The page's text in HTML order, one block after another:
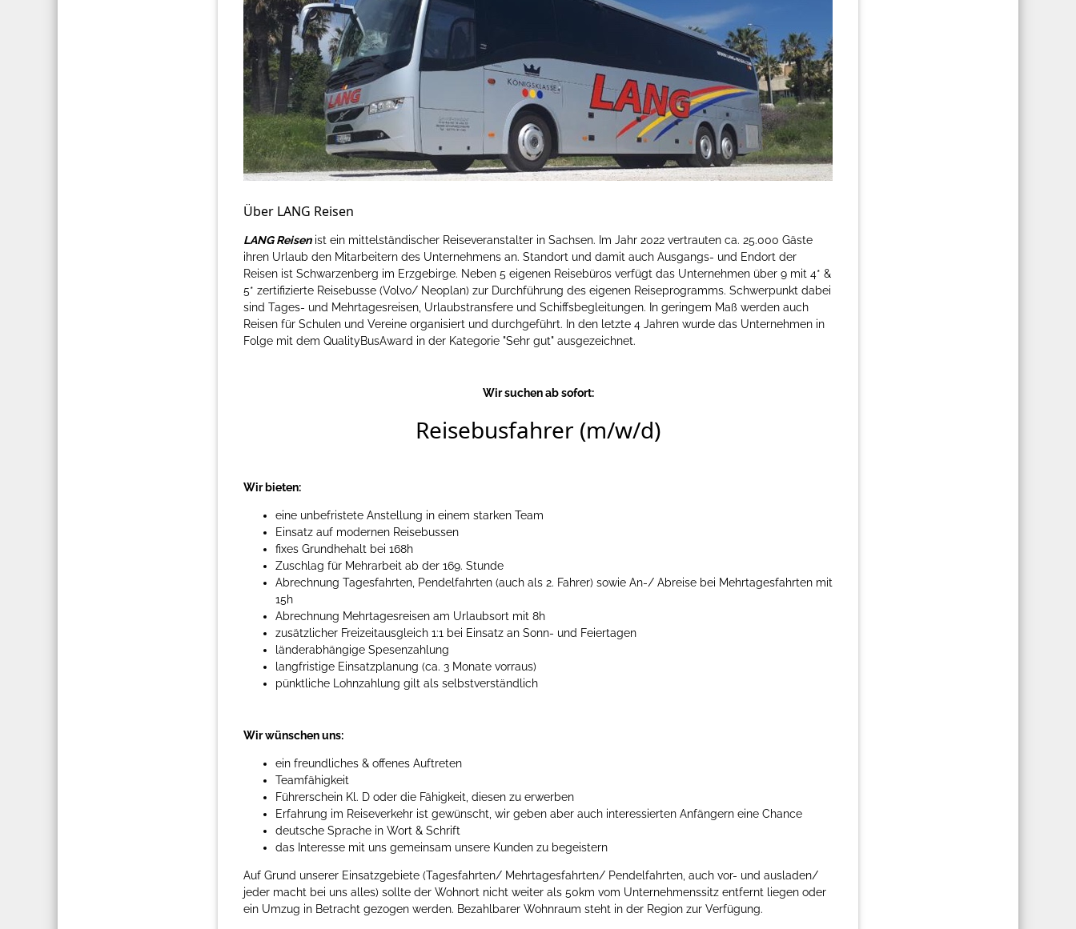
Über LANG Reisen
LANG Reisenist ein mittelständischer Reiseveranstalter in Sachsen. Im Jahr 2022 vertrauten ca. 25.000 Gäste
ihren Urlaub den Mitarbeitern des Unternehmens an. Standort und damit auch Ausgangs- und Endort der
Reisen ist Schwarzenberg im Erzgebirge. Neben 5 eigenen Reisebüros verfügt das Unternehmen über 9 mit 4* &
5* zertifizierte Reisebusse (Volvo/ Neoplan) zur Durchführung des eigenen Reiseprogramms. Schwerpunkt dabei
sind Tages- und Mehrtagesreisen, Urlaubstransfere und Schiffsbegleitungen. In geringem Maß werden auch
Reisen für Schulen und Vereine organisiert und durchgeführt. In den letzte 4 Jahren wurde das Unternehmen in
Folge mit dem QualityBusAward in der Kategorie "Sehr gut" ausgezeichnet.
Wir suchen ab sofort:
Reisebusfahrer (m/w/d)
Wir bieten:
eine unbefristete Anstellung in einem starken Team
Einsatz auf modernen Reisebussen
fixes Grundhehalt bei 168h
Zuschlag für Mehrarbeit ab der 169. Stunde
Abrechnung Tagesfahrten, Pendelfahrten (auch als 2. Fahrer) sowie An-/ Abreise bei Mehrtagesfahrten mit
15h
Abrechnung Mehrtagesreisen am Urlaubsort mit 8h
zusätzlicher Freizeitausgleich 1:1 bei Einsatz an Sonn- und Feiertagen
länderabhängige Spesenzahlung
langfristige Einsatzplanung (ca. 3 Monate vorraus)
pünktliche Lohnzahlung gilt als selbstverständlich
Wir wünschen uns:
ein freundliches & offenes Auftreten
Teamfähigkeit
Führerschein Kl. D oder die Fähigkeit, diesen zu erwerben
Erfahrung im Reiseverkehr ist gewünscht, wir geben aber auch interessierten Anfängern eine Chance
deutsche Sprache in Wort & Schrift
das Interesse mit uns gemeinsam unsere Kunden zu begeistern
Auf Grund unserer Einsatzgebiete (Tagesfahrten/ Mehrtagesfahrten/ Pendelfahrten, auch vor- und ausladen/
jeder macht bei uns alles) sollte der Wohnort nicht weiter als 50km vom Unternehmenssitz entfernt liegen oder
ein Umzug in Betracht gezogen werden. Bezahlbarer Wohnraum steht in der Region zur Verfügung.